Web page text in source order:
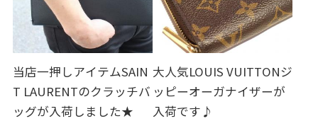
当店一押しアイテムSAIN
T LAURENTのクラッチバ
ッグが入荷しました★
大人気LOUIS VUITTONジ
ッピーオーガナイザーが
入荷です♪